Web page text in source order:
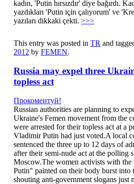
kadın, 'Putin hırsızdır' diye bağırdı.
yazdıkları 'Putin için çalıyorum' ve
yazıları dikkaki çekti. >>>
This entry was posted in TR and
2012 by FEMEN.
Russia may expel three
topless act
Прокоментуй!
Russian authorities are planning to
Ukraine's Femen movement from the
were arrested for their topless act at a
Vladimir Putin had just voted.A local
sentenced the three up to 12 days of
after their semi-nude act at the polling
Moscow.The women activists with
Putin" painted on their body burst into
shouting anti-government slogans just